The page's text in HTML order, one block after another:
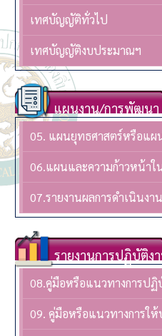
เทศบัญญัติทั่วไป
เทศบัญญัติงบประมาณฯ
แผนงาน/การพัฒนา
05. แผนยุทธศาสตร์หรือแ
06.แผนและความก้าวหน้าใ
07.รายงานผลการดำเนินงาน
รายงานการปฏิบัติงา
08.คู่มือหรือแนวทางการปฏิ
09. คู่มือหรือแนวทางการใ